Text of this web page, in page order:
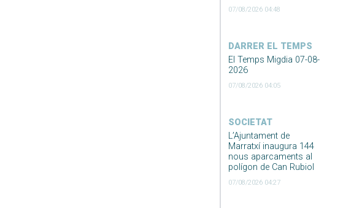
07/08/2026 04:48
DARRER EL TEMPS
El Temps Migdia 07-08-
2026
07/08/2026 04:05
SOCIETAT
L’Ajuntament de
Marratxí inaugura 144
nous aparcaments al
polígon de Can Rubiol
07/08/2026 04:27